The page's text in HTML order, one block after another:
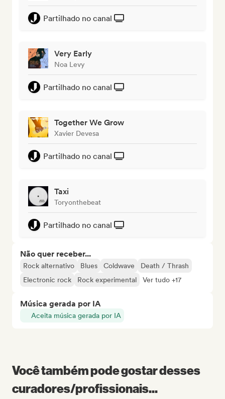
Partilhado no canal
Very Early
Noa Levy
Partilhado no canal
Together We Grow
Xavier Devesa
Partilhado no canal
Taxi
Toryonthebeat
Partilhado no canal
Não quer receber...
Rock alternativo Blues Coldwave
Death / Thrash
Electronic rock
Rock experimental Ver tudo +17
Música gerada por IA
Aceita música gerada por IA
Você também pode gostar desses
curadores/profissionais...